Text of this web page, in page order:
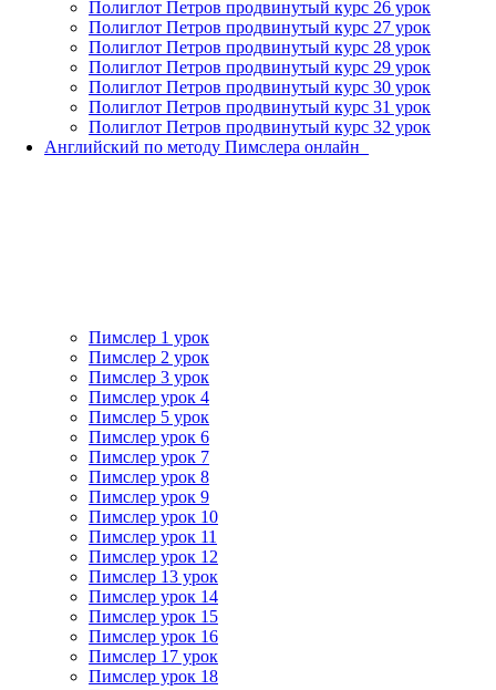
Полиглот Петров продвинутый курс 26 урок
Полиглот Петров продвинутый курс 27 урок
Полиглот Петров продвинутый курс 28 урок
Полиглот Петров продвинутый курс 29 урок
Полиглот Петров продвинутый курс 30 урок
Полиглот Петров продвинутый курс 31 урок
Полиглот Петров продвинутый курс 32 урок
Английский по методу Пимслера онлайн_
Пимслер 1 урок
Пимслер 2 урок
Пимслер 3 урок
Пимслер урок 4
Пимслер 5 урок
Пимслер урок 6
Пимслер урок 7
Пимслер урок 8
Пимслер урок 9
Пимслер урок 10
Пимслер урок 11
Пимслер урок 12
Пимслер 13 урок
Пимслер урок 14
Пимслер урок 15
Пимслер урок 16
Пимслер 17 урок
Пимслер урок 18